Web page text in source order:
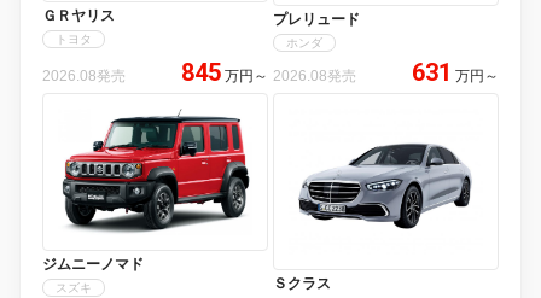
ＧＲヤリス
トヨタ
2026.08発売 845 万円 ～
プレリュード
ホンダ
2026.08発売 631 万円 ～
ジムニーノマド
スズキ Ｓクラス